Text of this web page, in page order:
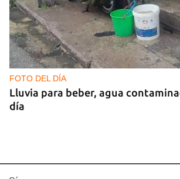
FOTO DEL DÍA
Lluvia para beber, agua
día